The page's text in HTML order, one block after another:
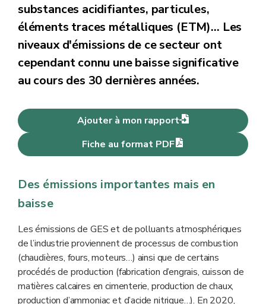
substances acidifiantes, particules,
éléments traces métalliques (ETM)… Les
niveaux d'émissions de ce secteur ont
cependant connu une baisse significative
au cours des 30 dernières années.
Ajouter à mon rapport
Fiche au format PDF
Des émissions importantes mais en
baisse
Les émissions de GES et de polluants atmosphériques
de l’industrie proviennent de processus de combustion
(chaudières, fours, moteurs…) ainsi que de certains
procédés de production (fabrication d’engrais, cuisson de
matières calcaires en cimenterie, production de chaux,
production d’ammoniac et d’acide nitrique…). En 2020,